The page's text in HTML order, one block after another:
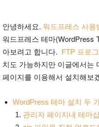
안녕하세요. 워드프레스 사용
워드프레스 테마(WordPress
아보려고 합니다. FTP 프로
치도 가능하지만 이글에서는
페이지를 이용해서 설치해보
WordPress 테마 설치 두
관리자 페이지내 테마